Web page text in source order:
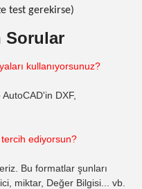
test gerekirse)
Sorular
kullanıyorsunuz?
DXF,
ediyorsun?
Bu formatlar şunları
miktar, Değer Bilgisi... vb.